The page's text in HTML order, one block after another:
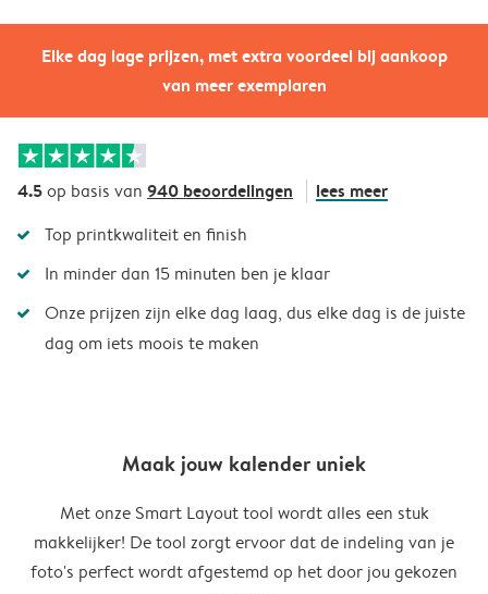
Elke dag lage prijzen, met extra voordeel bij aankoop
van meer exemplaren
4.5op basis van 940 beoordelingen lees meer
Top printkwaliteit en finish
In minder dan 15 minuten ben je klaar
Onze prijzen zijn elke dag laag, dus elke dag is de juiste
dag om iets moois te maken
Maak jouw kalender uniek
Met onze Smart Layout tool wordt alles een stuk
makkelijker! De tool zorgt ervoor dat de indeling van je
foto's perfect wordt afgestemd op het door jou gekozen